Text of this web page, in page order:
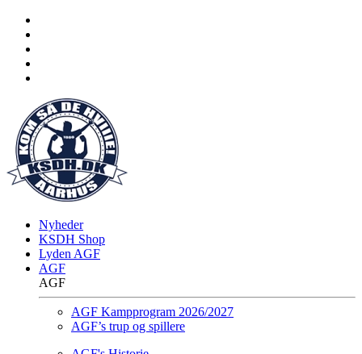
Nyheder
KSDH Shop
Lyden AGF
AGF
AGF
AGF Kampprogram 2026/2027
AGF’s trup og spillere